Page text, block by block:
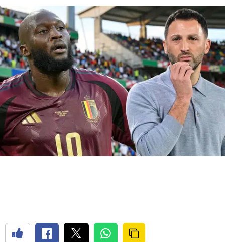
Bolu
Burdur
Bursa
Çanakkale
Çankırı
Çorum
Denizli
Erzincan